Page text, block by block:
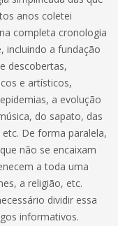
anos coletei
completa cronologia
incluindo a fundação
descobertas,
e artísticos,
a evolução
do sapato, das
De forma paralela,
não se encaixam
a toda uma
a religião, etc.
dividir essa
informativos.